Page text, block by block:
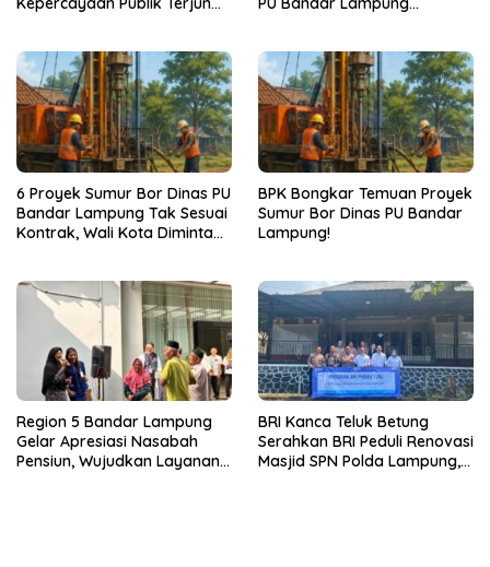
6 Proyek Sumur Bor Dinas PU
Bandar Lampung Tak Sesuai
Kontrak, Wali Kota Diminta
BPK Bongkar Temuan Proyek
Sumur Bor Dinas PU Bandar
Lampung!
Region 5 Bandar Lampung
Gelar Apresiasi Nasabah
Pensiun, Wujudkan Layanan
BRI Kanca Teluk Betung
Serahkan BRI Peduli Renovasi
Masjid SPN Polda Lampung,